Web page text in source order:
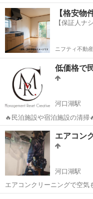
す。専門的な技術と豊富な経
じて以下のサービスをご提供します ハウスクリーニン
り、窓などの徹底的な清掃を
山梨 南都留郡 河口
【格安物
【保証人ナ
ニフティ不動産
低価格で
河口湖駅
🔥民泊施設や宿泊施設の清掃🔥 私たちは、民泊清掃サービスを通
お客様に最高の宿泊体験を提
単なる作業ではなく、訪れる
プロセスです。私たちは以下
山梨 南都留郡 河口
エアコン
河口湖駅
エアコンクリーニングで空気も心もリフ
中はカビやホコリでいっぱ